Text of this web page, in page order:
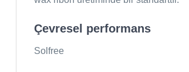
Çevresel performans
Solfree